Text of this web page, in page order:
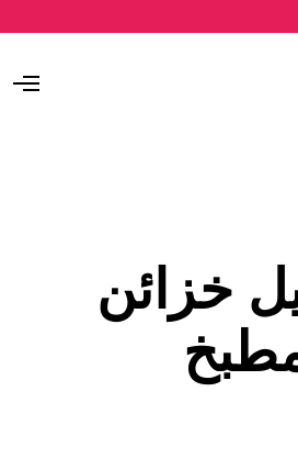
O
خزائن